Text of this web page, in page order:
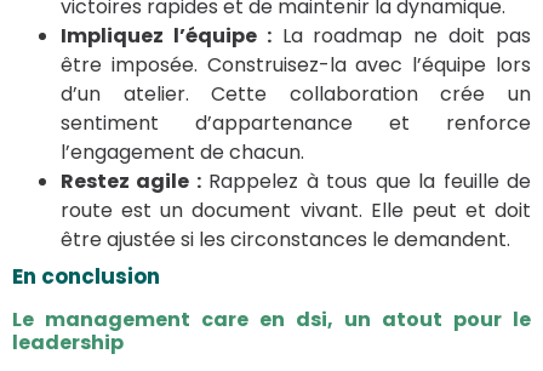
victoires rapides et de maintenir la dynamique.
Impliquez l’équipe :La roadmap ne doit pas
être imposée. Construisez-la avec l’équipe lors
d’un atelier. Cette collaboration crée un
sentiment d’appartenance et renforce
l’engagement de chacun.
Restez agile :Rappelez à tous que la feuille de
route est un document vivant. Elle peut et doit
être ajustée si les circonstances le demandent.
En conclusion
Le management care en dsi, un atout pour le
leadership